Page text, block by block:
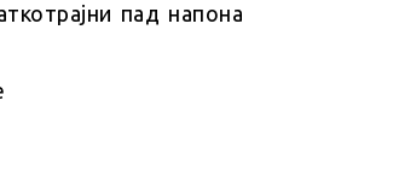
пад напона